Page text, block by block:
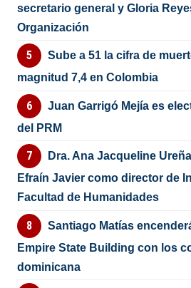
secretario general y Gloria
Organización
Sube a 51 la cifra de
magnitud 7,4 en Colombia
Juan Garrigó Mejía es
del PRM
Dra. Ana Jacqueline
Efraín Javier como director de
Facultad de Humanidades
Santiago Matías
Empire State Building con los
dominicana